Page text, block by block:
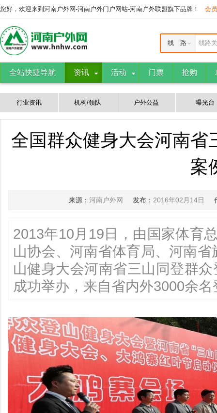
您好，欢迎来到河南户外网-河南户外门户网站-河南户外联盟旗下品牌！ 会
线路
线 路
全站快捷导航 资讯 活动 门票 抢购
行业资讯 机构/领队 户外公益 曝光台
全国群众健身大会河南
案
来源： 河南户外网 发布： 2016年02月14日
2013年10月19日，由国家体育
山协会、河南省体育局、河南
山健身大会河南省三山同登群
成功举办，来自省内外3000余